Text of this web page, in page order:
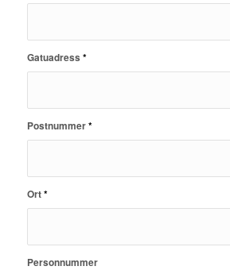
Gatuadress *
Postnummer*
Ort*
Personnummer